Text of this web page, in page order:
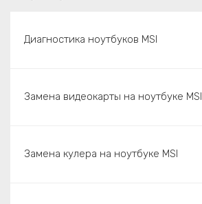
Диагностика ноутбуков MSI
Замена видеокарты на ноутбуке MSI
Замена кулера на ноутбуке MSI